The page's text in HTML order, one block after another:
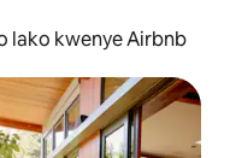
lako kwenye Airbnb